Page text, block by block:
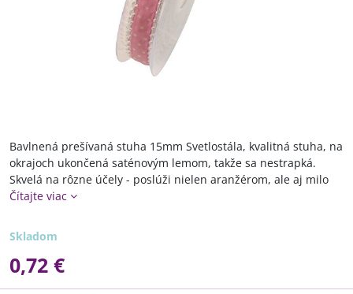
Bavlnená prešívaná stuha 15mm Svetlostála, kvalitná stuha, na
okrajoch ukončená saténovým lemom, takže sa nestrapká.
Skvelá na rôzne účely - poslúži nielen aranžérom, ale aj milo
Čítajte viac
Skladom
0,72 €